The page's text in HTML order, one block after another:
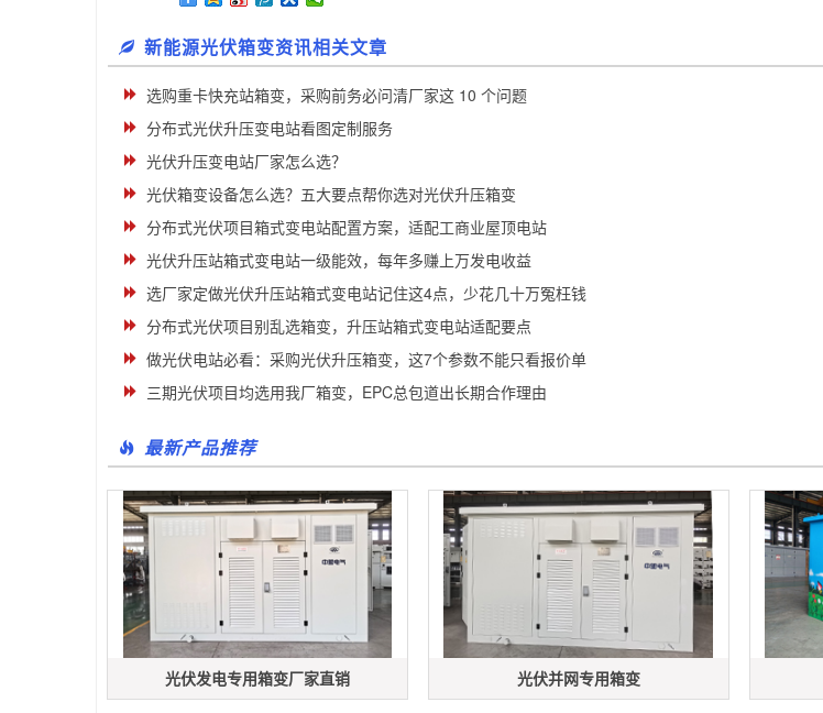
新能源光伏箱变资讯相关文章
选购重卡快充站箱变，采购前务必问清厂家这 10 个问题
分布式光伏升压变电站看图定制服务
光伏升压变电站厂家怎么选？
光伏箱变设备怎么选？五大要点帮你选对光伏升压箱变
分布式光伏项目箱式变电站配置方案，适配工商业屋顶电站
光伏升压站箱式变电站一级能效，每年多赚上万发电收益
选厂家定做光伏升压站箱式变电站记住这4点，少花几十万冤枉钱
分布式光伏项目别乱选箱变，升压站箱式变电站适配要点
做光伏电站必看：采购光伏升压箱变，这7个参数不能只看报价单
三期光伏项目均选用我厂箱变，EPC总包道出长期合作理由
最新产品推荐
光伏发电专用箱变厂家直销 光伏并网专用箱变